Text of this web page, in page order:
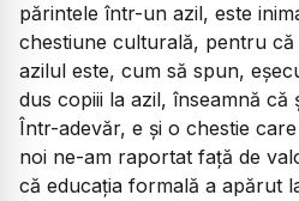
părintele într-un azil, este
chestiune culturală, pentru
azilul este, cum să spun,
dus copiii la azil, înseamnă că
Într-adevăr, e și o chestie
noi ne-am raportat față de
că educația formală a apărut